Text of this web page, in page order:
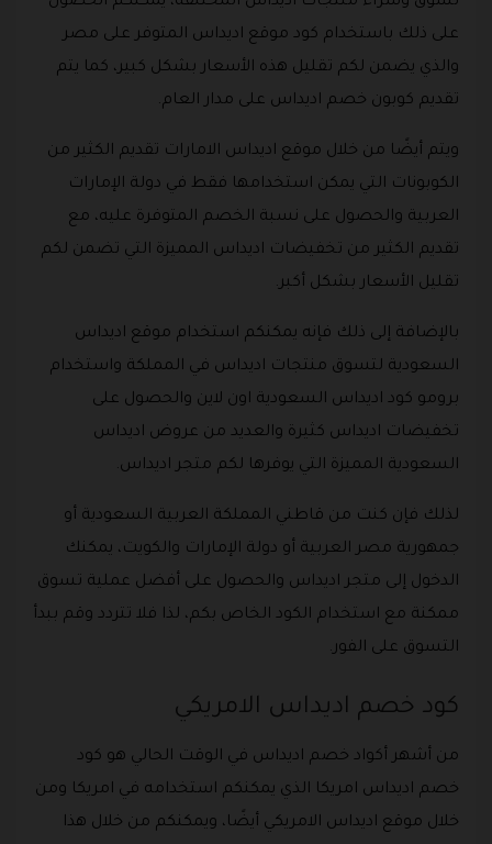
على ذلك باستخدام كود موقع اديداس المتوفر على مصر
والذي يضمن لكم تقليل هذه الأسعار بشكل كبير، كما يتم
تقديم كوبون خصم اديداس على مدار العام.
ويتم أيضًا من خلال موقع اديداس الامارات تقديم الكثير من
الكوبونات التي يمكن استخدامها فقط في دولة الإمارات
العربية والحصول على نسبة الخصم المتوفرة عليه، مع
تقديم الكثير من تخفيضات اديداس المميزة التي تضمن لكم
تقليل الأسعار بشكل أكبر.
بالإضافة إلى ذلك فإنه يمكنكم استخدام موقع اديداس
السعودية لتسوق منتجات اديداس في المملكة واستخدام
برومو كود اديداس السعودية اون لاين والحصول على
تخفيضات اديداس كثيرة والعديد من عروض اديداس
السعودية المميزة التي يوفرها لكم متجر اديداس.
لذلك فإن كنت من قاطني المملكة العربية السعودية أو
جمهورية مصر العربية أو دولة الإمارات والكويت، يمكنك
الدخول إلى متجر اديداس والحصول على أفضل عملية تسوق
ممكنة مع استخدام الكود الخاص بكم، لذا فلا تتردد وقم ببدأ
التسوق على الفور.
كود خصم اديداس الامريكي
من أشهر أكواد خصم اديداس في الوقت الحالي هو كود
خصم اديداس امريكا الذي يمكنكم استخدامه في امريكا ومن
خلال موقع اديداس الامريكي أيضًا، ويمكنكم من خلال هذا